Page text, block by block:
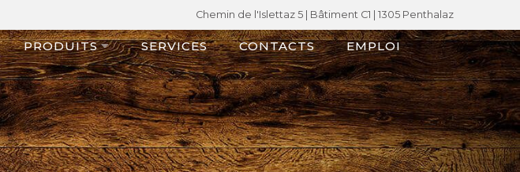
Chemin de l'Islettaz 5 | Bâtiment C1 | 1305 Penthalaz
PRODUITS SERVICES CONTACTS EMPLOI